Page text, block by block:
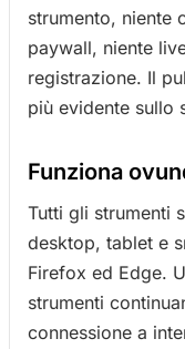
strumento, niente
paywall, niente
registrazione. Il
più evidente sullo
Funziona
Tutti gli strumenti
desktop, tablet e
Firefox ed Edge.
strumenti
connessione a